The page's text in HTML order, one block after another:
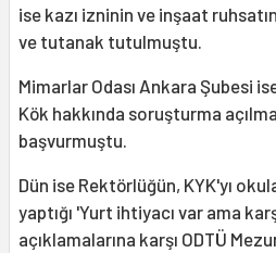
ise kazı izninin ve inşaat
ve tutanak tutulmuştu.
Mimarlar Odası Ankara Şubesi
Kök hakkında soruşturma
başvurmuştu.
Dün ise Rektörlüğün, KYK'yı
yaptığı 'Yurt ihtiyacı var ama
açıklamalarına karşı ODTÜ